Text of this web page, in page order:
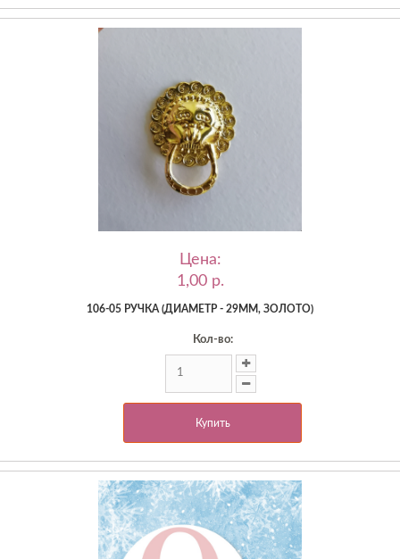
Цена:
1,00 p.
106-05 РУЧКА (ДИАМЕТР - 29ММ, ЗОЛОТО)
Кол-во:
Купить